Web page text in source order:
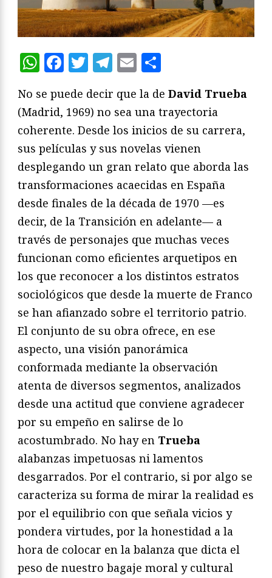
WhatsApp
Facebook
Twitter
Telegram
Email
No se puede decir que la de David Trueba
(Madrid, 1969) no sea una trayectoria
coherente. Desde los inicios de su carrera,
sus películas y sus novelas vienen
desplegando un gran relato que aborda las
transformaciones acaecidas en España
desde finales de la década de 1970 —es
decir, de la Transición en adelante— a
través de personajes que muchas veces
funcionan como eficientes arquetipos en
los que reconocer a los distintos estratos
sociológicos que desde la muerte de Franco
se han afianzado sobre el territorio patrio.
El conjunto de su obra ofrece, en ese
aspecto, una visión panorámica
conformada mediante la observación
atenta de diversos segmentos, analizados
desde una actitud que conviene agradecer
por su empeño en salirse de lo
acostumbrado. No hay en Trueba
alabanzas impetuosas ni lamentos
desgarrados. Por el contrario, si por algo se
caracteriza su forma de mirar la realidad es
por el equilibrio con que señala vicios y
pondera virtudes, por la honestidad a la
hora de colocar en la balanza que dicta el
peso de nuestro bagaje moral y cultural